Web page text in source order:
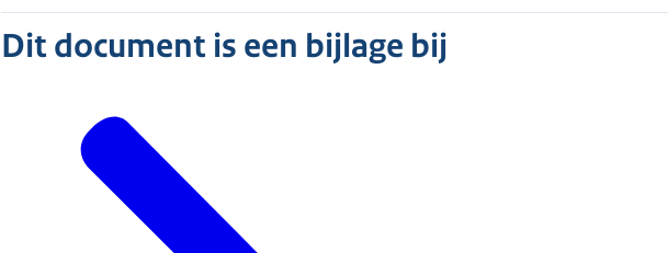
Dit document is een bijlage bij